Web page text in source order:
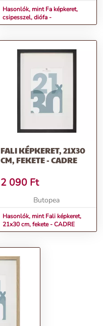
Hasonlók, mint Fa képkeret,
csipesszel, diófa -
FALI KÉPKERET, 21X30
CM, FEKETE - CADRE
2 090 Ft
Butopea
Hasonlók, mint Fali képkeret,
21x30 cm, fekete - CADRE